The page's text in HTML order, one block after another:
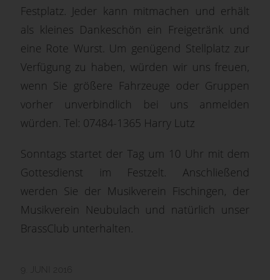
Festplatz. Jeder kann mitmachen und erhält
als kleines Dankeschön ein Freigetränk und
eine Rote Wurst. Um genügend Stellplatz zur
Verfügung zu haben, würden wir uns freuen,
wenn Sie größere Fahrzeuge oder Gruppen
vorher unverbindlich bei uns anmelden
würden. Tel: 07484-1365 Harry Lutz
Sonntags startet der Tag um 10 Uhr mit dem
Gottesdienst im Festzelt. Anschließend
werden Sie der Musikverein Fischingen, der
Musikverein Neubulach und natürlich unser
BrassClub unterhalten.
9. JUNI 2016